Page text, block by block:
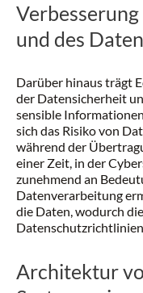
und des
Darüber hinaus trägt
der Datensicherheit
sensible
sich das Risiko von
während der
einer Zeit, in der
zunehmend an
Datenverarbeitung
die Daten, wodurch
Architektur